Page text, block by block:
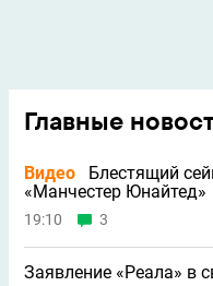
Главные
Видео
Блестящий
«Манчестер Юнайтед»
19:10 3
Заявление «Реала» в